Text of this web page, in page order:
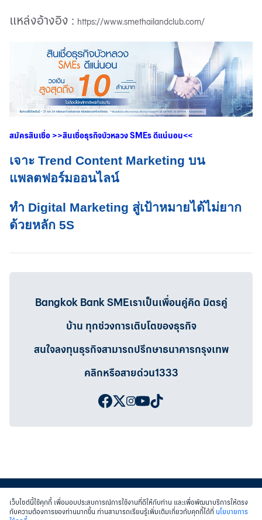
แหล่งอ้างอิง : https://www.smethailandclub.com/
สมัครสินเชื่อ >>สินเชื่อธุรกิจบัวหลวงSMEsดีแน่นอน<<
เจาะ Trend Content Marketing บน
แพลตฟอร์มออนไลน์
ทำ Digital Marketing สู่เป้าหมายได้ไม่ยาก
ด้วยหลัก 5S
Bangkok Bank SMEเราเป็นเพื่อนคู่คิด มิตรคู่
บ้าน ทุกช่วงการเติบโตของธุรกิจ
สนใจลงทุนธุรกิจสามารถปรึกษาธนาคารกรุงเทพ
คลิกหรือสายด่วน1333
เว็บไซต์นี้ใช้คุกกี้ เพื่อมอบประสบการณ์การใช้งานที่ดีให้กับท่าน และเพื่อพัฒนาบริการให้ตรง
กับความต้องการของท่านมากขึ้น ท่านสามารถเรียนรู้เพิ่มเติมเกี่ยวกับคุกกี้ได้ที่ นโยบายการ